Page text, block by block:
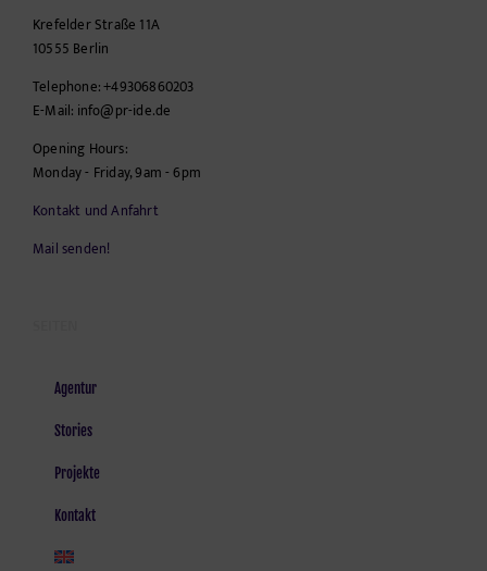
Krefelder Straße 11A
10555 Berlin
Telephone:+49306860203
E-Mail: info@pr-ide.de
Opening Hours:
Monday - Friday, 9am - 6pm
Kontakt und Anfahrt
Mail senden!
Agentur
Stories
Projekte
Kontakt